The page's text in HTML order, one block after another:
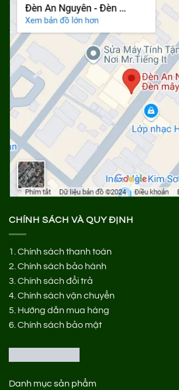
CHÍNH SÁCH VÀ QUY ĐỊNH
1. Chính sách thanh toán
2. Chính sách bảo hành
3. Chính sách đổi trả
4. Chính sách vận chuyển
5. Hướng dẫn mua hàng
6. Chính sách bảo mật
Danh mục sản phẩm